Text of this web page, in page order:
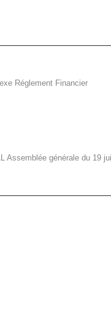
Réglement Financier
Assemblée générale du 19